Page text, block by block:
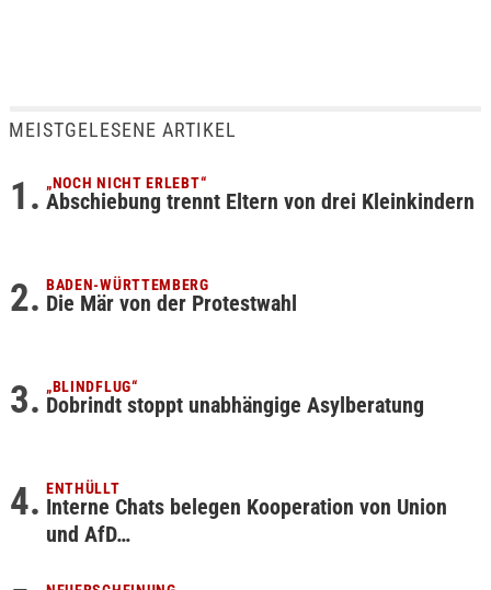
MEISTGELESENE ARTIKEL
„NOCH NICHT ERLEBT“
Abschiebung trennt Eltern von drei Kleinkindern
BADEN-WÜRTTEMBERG
Die Mär von der Protestwahl
„BLINDFLUG“
Dobrindt stoppt unabhängige Asylberatung
ENTHÜLLT
Interne Chats belegen Kooperation von Union
und AfD…